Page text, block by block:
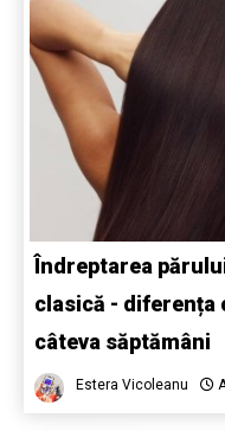
Îndreptarea
clasică - diferența
câteva săptămâni
Estera Vicoleanu